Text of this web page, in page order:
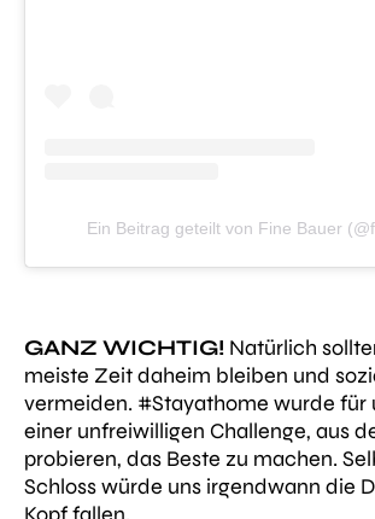
Ein Beitrag geteilt von Fine Bauer
GANZ WICHTIG! Natürlich
meiste Zeit daheim bleiben und
vermeiden. #Stayathome wurde für
einer unfreiwilligen Challenge, aus
probieren, das Beste zu machen.
Schloss würde uns irgendwann die